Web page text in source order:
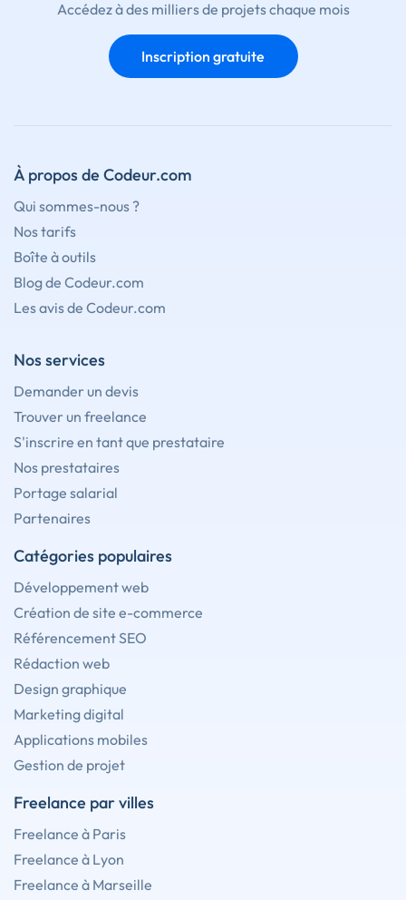
Accédez à des milliers de projets chaque mois
Inscription gratuite
À propos de Codeur.com
Qui sommes-nous ?
Nos tarifs
Boîte à outils
Blog de Codeur.com
Les avis de Codeur.com
Nos services
Demander un devis
Trouver un freelance
S'inscrire en tant que prestataire
Nos prestataires
Portage salarial
Partenaires
Catégories populaires
Développement web
Création de site e-commerce
Référencement SEO
Rédaction web
Design graphique
Marketing digital
Applications mobiles
Gestion de projet
Freelance par villes
Freelance à Paris
Freelance à Lyon
Freelance à Marseille